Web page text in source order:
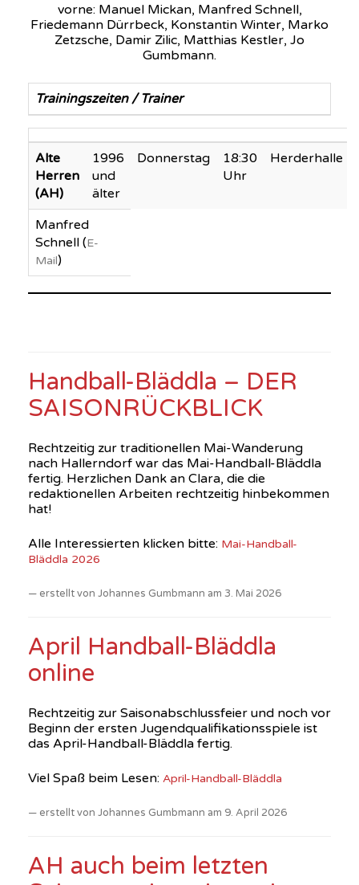
vorne: Manuel Mickan, Manfred Schnell,
Friedemann Dürrbeck, Konstantin Winter, Marko
Zetzsche, Damir Zilic, Matthias Kestler, Jo
Gumbmann.
Trainingszeiten / Trainer
Alte
Herren
(AH)
1996
und
älter
Donnerstag
18:30
Uhr
Herderhalle
Manfred
Schnell (E-
Mail)
Handball-Bläddla – DER
SAISONRÜCKBLICK
Rechtzeitig zur traditionellen Mai-Wanderung
nach Hallerndorf war das Mai-Handball-Bläddla
fertig. Herzlichen Dank an Clara, die die
redaktionellen Arbeiten rechtzeitig hinbekommen
hat!
Alle Interessierten klicken bitte: Mai-Handball-
Bläddla 2026
erstellt von Johannes Gumbmann am 3. Mai 2026
April Handball-Bläddla
online
Rechtzeitig zur Saisonabschlussfeier und noch vor
Beginn der ersten Jugendqualifikationsspiele ist
das April-Handball-Bläddla fertig.
Viel Spaß beim Lesen: April-Handball-Bläddla
erstellt von Johannes Gumbmann am 9. April 2026
AH auch beim letzten